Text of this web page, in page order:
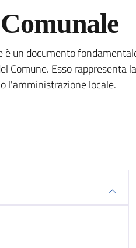
documento
è un documento
Comune. Esso rappresenta
l'amministrazione locale.